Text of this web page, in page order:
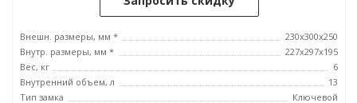
Внешн. размеры, мм *
230x300x250
Внутр. размеры, мм *
227x297x195
Вес, кг
6
Внутренний объем, л
13
Тип замка
Ключевой